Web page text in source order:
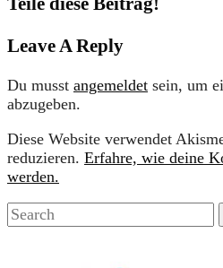
Leave A Reply
Du musst angemeldet sein, um
abzugeben.
Diese Website verwendet
reduzieren. Erfahre, wie deine
werden.